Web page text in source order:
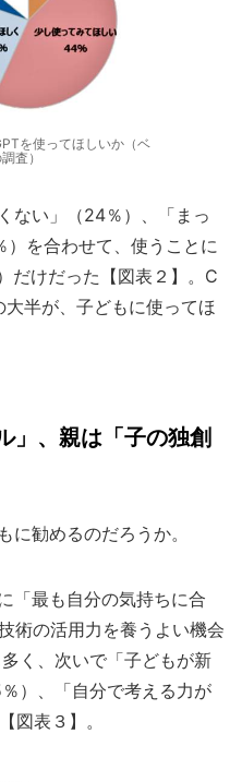
を使ってほしいか（ベ
査）
ない」（24％）、「まっ
を合わせて、使うことに
だけだった【図表２】。C
半が、子どもに使ってほ
」、親は「子の独創
勧めるのだろうか。
「最も自分の気持ちに合
術の活用力を養うよい機会
く、次いで「子どもが新
）、「自分で考える力が
図表３】。